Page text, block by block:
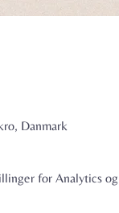
Danmark
for Analytics